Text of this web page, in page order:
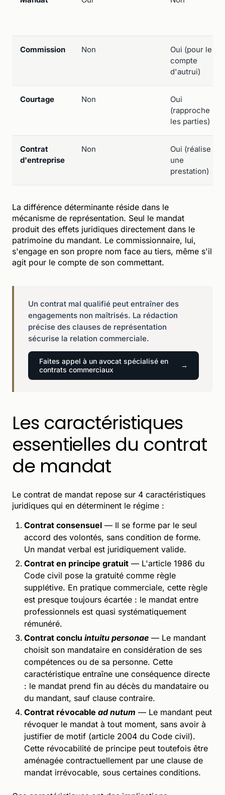
Commission Non
Oui (pour le
compte
d'autrui)
Courtage Non
Oui
(rapproche
les parties)
Contrat
d'entreprise
Non
Oui (réalise
une
prestation)
La différence déterminante réside dans le
mécanisme de représentation. Seul le mandat
produit des effets juridiques directement dans le
patrimoine du mandant. Le commissionnaire, lui,
s'engage en son propre nom face au tiers, même s'il
agit pour le compte de son commettant.
Un contrat mal qualifié peut entraîner des
engagements non maîtrisés. La rédaction
précise des clauses de représentation
sécurise la relation commerciale.
Faites appel à un avocat spécialisé en
contrats commerciaux
Les caractéristiques
essentielles du contrat
de mandat
Le contrat de mandat repose sur 4 caractéristiques
juridiques qui en déterminent le régime :
Contrat consensuel — Il se forme par le seul
accord des volontés, sans condition de forme.
Un mandat verbal est juridiquement valide.
Contrat en principe gratuit — L'article 1986 du
Code civil pose la gratuité comme règle
supplétive. En pratique commerciale, cette règle
est presque toujours écartée : le mandat entre
professionnels est quasi systématiquement
rémunéré.
Contrat conclu intuitu personae — Le mandant
choisit son mandataire en considération de ses
compétences ou de sa personne. Cette
caractéristique entraîne une conséquence directe
: le mandat prend fin au décès du mandataire ou
du mandant, sauf clause contraire.
Contrat révocable ad nutum — Le mandant peut
révoquer le mandat à tout moment, sans avoir à
justifier de motif (article 2004 du Code civil).
Cette révocabilité de principe peut toutefois être
aménagée contractuellement par une clause de
mandat irrévocable, sous certaines conditions.